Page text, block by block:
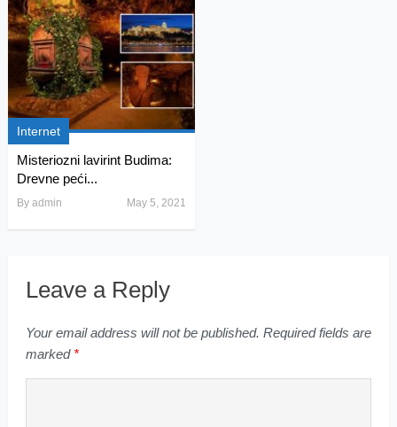
Internet
Misteriozni lavirint Budima:
Drevne peći...
By admin May 5, 2021
Leave a Reply
Your email address will not be published. Required fields are
marked *